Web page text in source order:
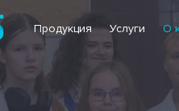
Продукция Услуги О